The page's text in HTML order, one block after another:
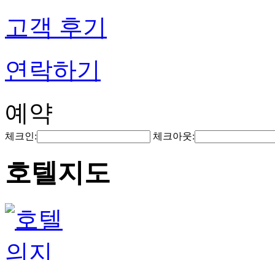
고객 후기
연락하기
예약
체크인: 체크아웃:
호텔지도